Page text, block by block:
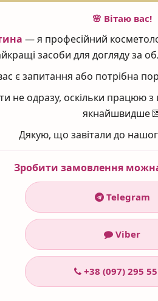
чисту шкіру, очищену, наприклад,
зону декольте.
🌸 Вітаю вас!
— я професійний
засоби для догляду за
є запитання або потрібна
не одразу, оскільки працюю
якнайшвидше
Дякую, що завітали до
Зробити замовлення
Telegram
Viber
+38 (097) 295